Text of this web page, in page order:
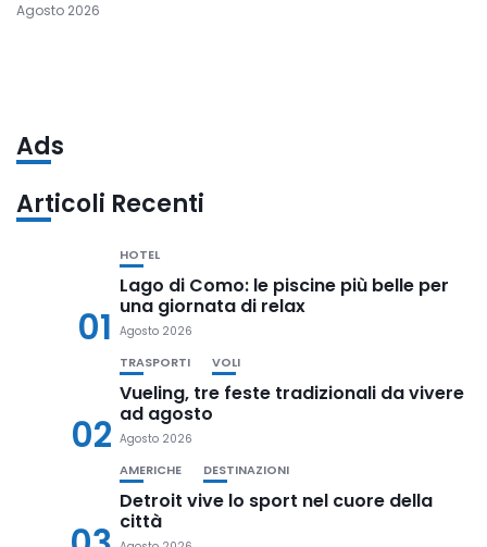
Agosto 2026
Ads
Articoli Recenti
01
HOTEL
Lago di Como: le piscine più belle per
una giornata di relax
Agosto 2026
02
TRASPORTI VOLI
Vueling, tre feste tradizionali da vivere
ad agosto
Agosto 2026
AMERICHE DESTINAZIONI
Detroit vive lo sport nel cuore della
città